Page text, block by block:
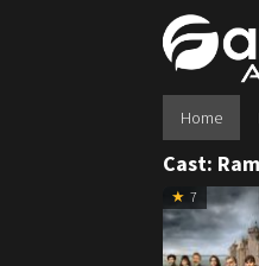
Home
Cast:
7